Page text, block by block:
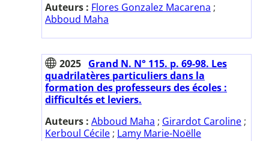
Auteurs : Flores Gonzalez Macarena ;
Abboud Maha
2025 Grand N. N° 115. p. 69-98. Les
quadrilatères particuliers dans la
formation des professeurs des écoles :
difficultés et leviers.
Auteurs : Abboud Maha ; Girardot Caroline ;
Kerboul Cécile ; Lamy Marie-Noëlle